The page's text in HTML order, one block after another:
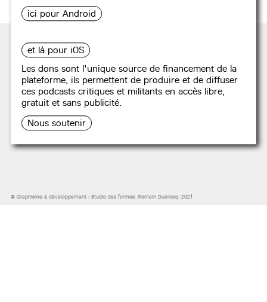
ici pour Android
et là pour iOS
Les dons sont l'unique source de financement de la
plateforme, ils permettent de produire et de diffuser
ces podcasts critiques et militants en accès libre,
gratuit et sans publicité.
Nous soutenir
NOUS CONTACTER,PARTICIPER
NOUS SOUTENIR
SUIVEZ-NOUS SUR :
MENTIONS LÉGALES ET POLITIQUE DE CONFIDENTIALITÉ
© Graphisme & développement :Studio des formes , Romain Ducrocq, 2021